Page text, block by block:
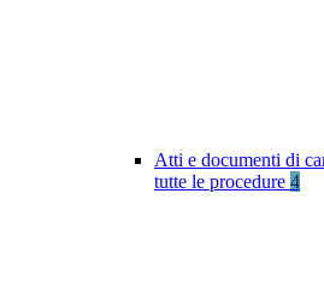
Atti e documenti di
tutte le procedure 4